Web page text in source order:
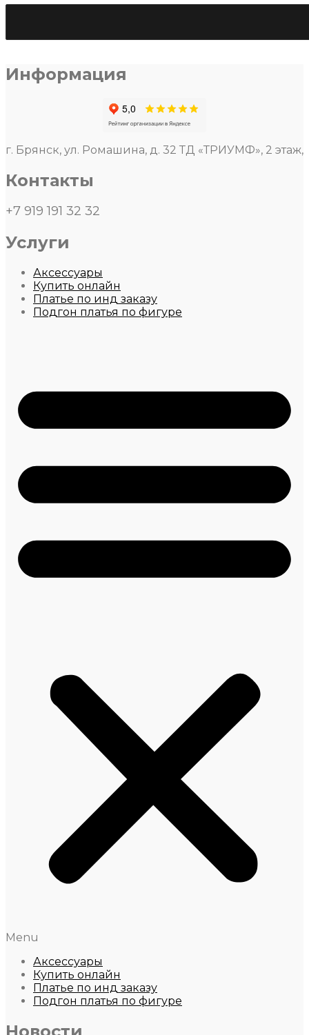
«Адриана»
Информация
г. Брянск, ул. Ромашина, д. 32 ТД «ТРИУМФ», 2 этаж,
Контакты
+7 919 191 32 32
Услуги
Аксессуары
Купить онлайн
Платье по инд заказу
Подгон платья по фигуре
Menu
Аксессуары
Купить онлайн
Платье по инд заказу
Подгон платья по фигуре